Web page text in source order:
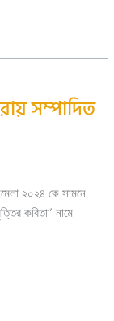
সম্পাদিত
২০২৪ কে সামনে
কবিতা” নামে